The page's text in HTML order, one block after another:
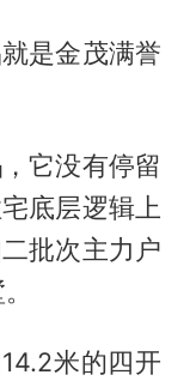
是金茂满誉
，它没有停留
底层逻辑上
批次主力户
米的四开